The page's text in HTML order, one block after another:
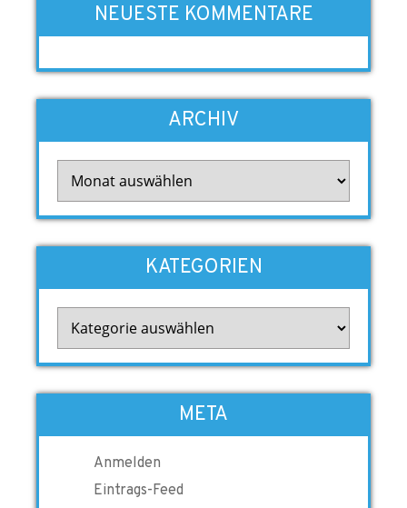
NEUESTE KOMMENTARE
ARCHIV
KATEGORIEN
META
Anmelden
Eintrags-Feed